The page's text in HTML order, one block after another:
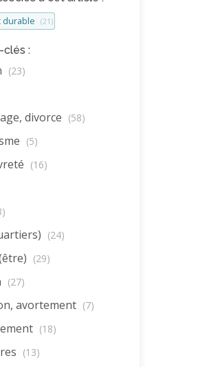
durable (21)
clés :
(23)
divorce (58)
(5)
(16)
(24)
(29)
(27)
avortement (7)
(18)
(13)